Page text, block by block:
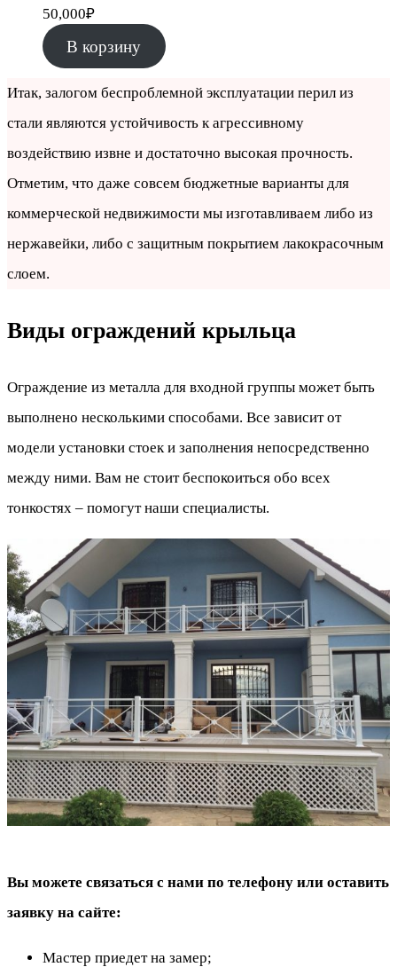
50,000₽
В корзину
Итак, залогом беспроблемной эксплуатации перил из
стали являются устойчивость к агрессивному
воздействию извне и достаточно высокая прочность.
Отметим, что даже совсем бюджетные варианты для
коммерческой недвижимости мы изготавливаем либо из
нержавейки, либо с защитным покрытием лакокрасочным
слоем.
Виды ограждений крыльца
Ограждение из металла для входной группы может быть
выполнено несколькими способами. Все зависит от
модели установки стоек и заполнения непосредственно
между ними. Вам не стоит беспокоиться обо всех
тонкостях – помогут наши специалисты.
Вы можете связаться с нами по телефону или оставить
заявку на сайте:
Мастер приедет на замер;